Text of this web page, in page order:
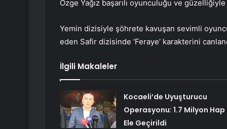
Özge Yağız başarılı oyunculuğu ve
Yemin dizisiyle şöhrete kavuşan sevimli
eden Safir dizisinde ‘Feraye’ karakterini
İlgili Makaleler
Kocaeli’de Uyuşturucu
Operasyonu: 1.7 Milyon Hap
Ele Geçirildi